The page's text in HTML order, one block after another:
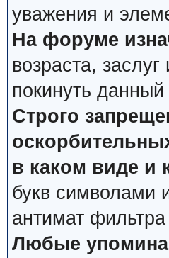
уважения и
На форуме
возраста,
покинуть данный
Строго
в каком виде и
букв символами
антимат фильтра
Любые